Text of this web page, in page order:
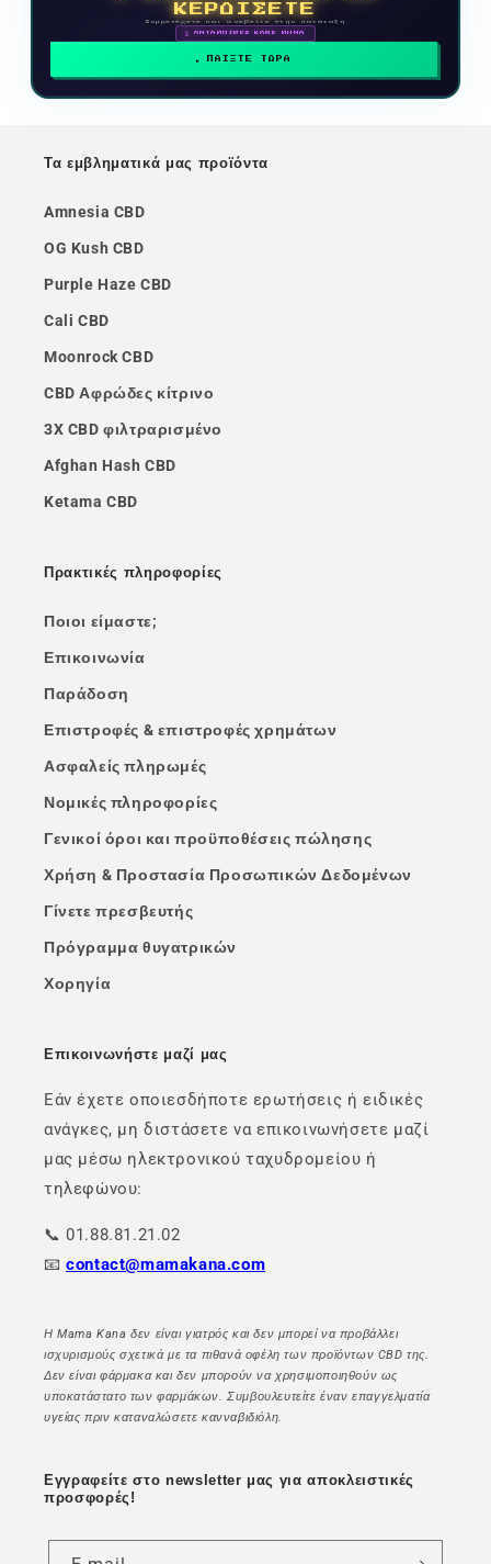
ΚΕΡΔΙΣΕΤΕ
Συμμετέχετε και ανεβείτε στην κατάταξη
🗓 ΑΝΤΑΜΟΙΒΕΣ ΚΑΘΕ ΜΗΝΑ
ΠΑΙΞΤΕ ΤΩΡΑ
Τα εμβληματικά μας προϊόντα
Amnesia CBD
OG Kush CBD
Purple Haze CBD
Cali CBD
Moonrock CBD
CBD Αφρώδες κίτρινο
3X CBD φιλτραρισμένο
Afghan Hash CBD
Ketama CBD
Πρακτικές πληροφορίες
Ποιοι είμαστε;
Επικοινωνία
Παράδοση
Επιστροφές & επιστροφές χρημάτων
Ασφαλείς πληρωμές
Νομικές πληροφορίες
Γενικοί όροι και προϋποθέσεις πώλησης
Χρήση & Προστασία Προσωπικών Δεδομένων
Γίνετε πρεσβευτής
Πρόγραμμα θυγατρικών
Χορηγία
Επικοινωνήστε μαζί μας
Εάν έχετε οποιεσδήποτε ερωτήσεις ή ειδικές
ανάγκες, μη διστάσετε να επικοινωνήσετε μαζί
μας μέσω ηλεκτρονικού ταχυδρομείου ή
τηλεφώνου:
📞 01.88.81.21.02
📧contact@mamakana.com
Η Mama Kana δεν είναι γιατρός και δεν μπορεί να προβάλλει
ισχυρισμούς σχετικά με τα πιθανά οφέλη των προϊόντων CBD της.
Δεν είναι φάρμακα και δεν μπορούν να χρησιμοποιηθούν ως
υποκατάστατο των φαρμάκων. Συμβουλευτείτε έναν επαγγελματία
υγείας πριν καταναλώσετε κανναβιδιόλη.
Εγγραφείτε στο newsletter μας για αποκλειστικές
προσφορές!